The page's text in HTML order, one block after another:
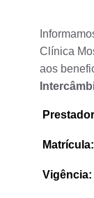
Clínica
aos
Prestador
Matrícula:
Vigência: